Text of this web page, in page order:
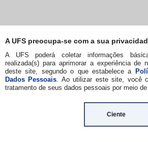
A UFS preocupa-se com a sua
A UFS poderá coletar informações
realizada(s) para aprimorar a experiência de
deste site, segundo o que estabelece a
Dados Pessoais. Ao utilizar este site, você
tratamento de seus dados pessoais por meio
Ciente